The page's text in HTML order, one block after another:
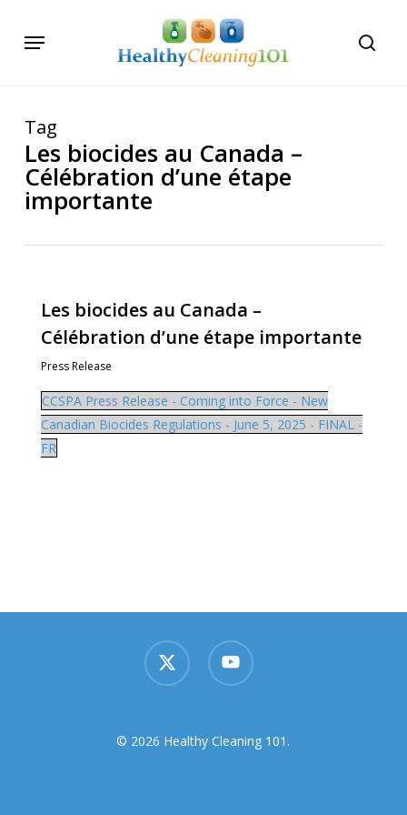
Menu
Tag
Les biocides au Canada –
Célébration d’une étape
importante
Les biocides au Canada –
Célébration d’une étape importante
Press Release
CCSPA Press Release - Coming into Force - New
Canadian Biocides Regulations - June 5, 2025 - FINAL -
FR
x-
twitter
youtube
© 2026 Healthy Cleaning 101.